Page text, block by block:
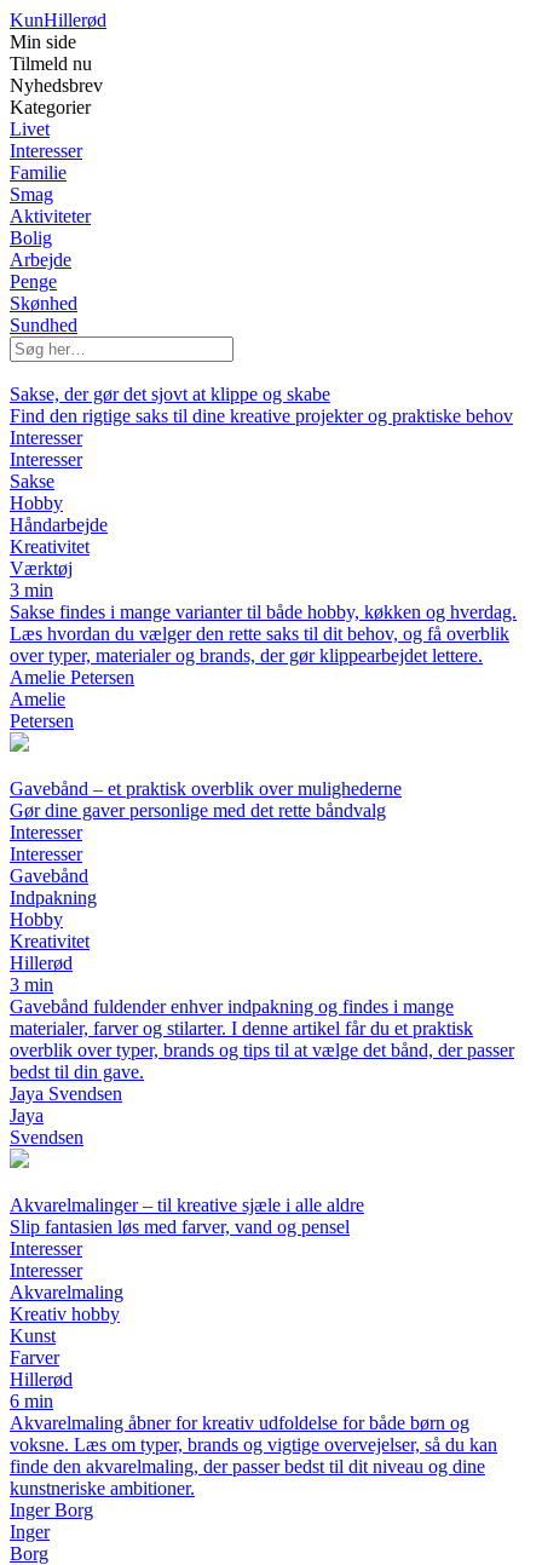
KunHillerød
Min side
Tilmeld nu
Nyhedsbrev
Kategorier
Livet
Interesser
Familie
Smag
Aktiviteter
Bolig
Arbejde
Penge
Skønhed
Sundhed
Sakse, der gør det sjovt at klippe og skabe
Find den rigtige saks til dine kreative projekter og praktiske behov
Interesser
Interesser
Sakse
Hobby
Håndarbejde
Kreativitet
Værktøj
3 min
Sakse findes i mange varianter til både hobby, køkken og hverdag.
Læs hvordan du vælger den rette saks til dit behov, og få overblik
over typer, materialer og brands, der gør klippearbejdet lettere.
Amelie Petersen
Amelie
Petersen
Gavebånd – et praktisk overblik over mulighederne
Gør dine gaver personlige med det rette båndvalg
Interesser
Interesser
Gavebånd
Indpakning
Hobby
Kreativitet
Hillerød
3 min
Gavebånd fuldender enhver indpakning og findes i mange
materialer, farver og stilarter. I denne artikel får du et praktisk
overblik over typer, brands og tips til at vælge det bånd, der passer
bedst til din gave.
Jaya Svendsen
Jaya
Svendsen
Akvarelmalinger – til kreative sjæle i alle aldre
Slip fantasien løs med farver, vand og pensel
Interesser
Interesser
Akvarelmaling
Kreativ hobby
Kunst
Farver
Hillerød
6 min
Akvarelmaling åbner for kreativ udfoldelse for både børn og
voksne. Læs om typer, brands og vigtige overvejelser, så du kan
finde den akvarelmaling, der passer bedst til dit niveau og dine
kunstneriske ambitioner.
Inger Borg
Inger
Borg